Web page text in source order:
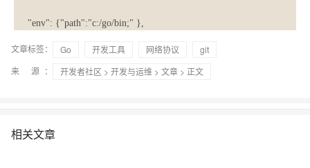
"env": {"path":"c:/go/bin;" },
文章标签： Go 开发工具 网络协议
git
来 源：
开发者社区 > 开发与运维 > 文章 > 正文
相关文章